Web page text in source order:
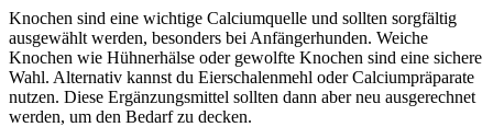
Knochen sind eine wichtige Calciumquelle und sollten sorgfältig
ausgewählt werden, besonders bei Anfängerhunden. Weiche
Knochen wie Hühnerhälse oder gewolfte Knochen sind eine sichere
Wahl. Alternativ kannst du Eierschalenmehl oder Calciumpräparate
nutzen. Diese Ergänzungsmittel sollten dann aber neu ausgerechnet
werden, um den Bedarf zu decken.